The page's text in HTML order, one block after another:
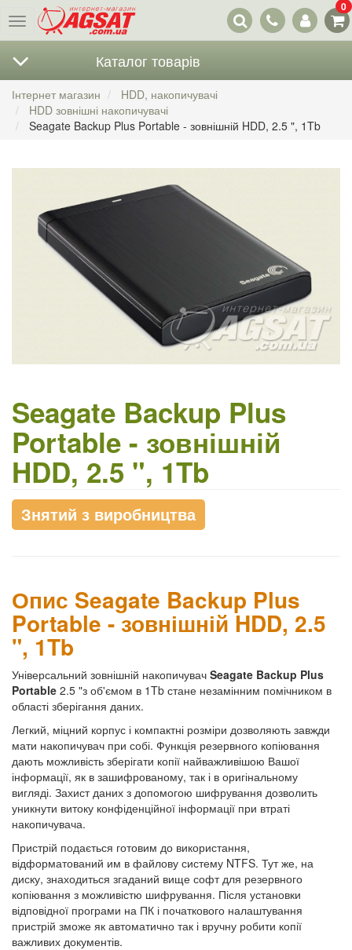
Меню
Наші
контакти
0
Каталог товарів
Інтернет магазин
HDD, накопичувачі
HDD зовнішні накопичувачі
Seagate Backup Plus Portable - зовнішній HDD, 2.5 ", 1Tb
Seagate Backup Plus
Portable - зовнішній
HDD, 2.5 ", 1Tb
Знятий з виробництва
Опис Seagate Backup Plus
Portable - зовнішній HDD, 2.5
", 1Tb
Універсальний зовнішній накопичувач Seagate Backup Plus
Portable 2.5 "з об'ємом в 1Tb стане незамінним помічником в
області зберігання даних.
Легкий, міцний корпус і компактні розміри дозволяють завжди
мати накопичувач при собі. Функція резервного копіювання
дають можливість зберігати копії найважливішою Вашої
інформації, як в зашифрованому, так і в оригінальному
вигляді. Захист даних з допомогою шифрування дозволить
уникнути витоку конфіденційної інформації при втраті
накопичувача.
Пристрій подається готовим до використання,
відформатований им в файлову систему NTFS. Тут же, на
диску, знаходиться згаданий вище софт для резервного
копіювання з можливістю шифрування. Після установки
відповідної програми на ПК і початкового налаштування
пристрій зможе як автоматично так і вручну робити копії
важливих документів.